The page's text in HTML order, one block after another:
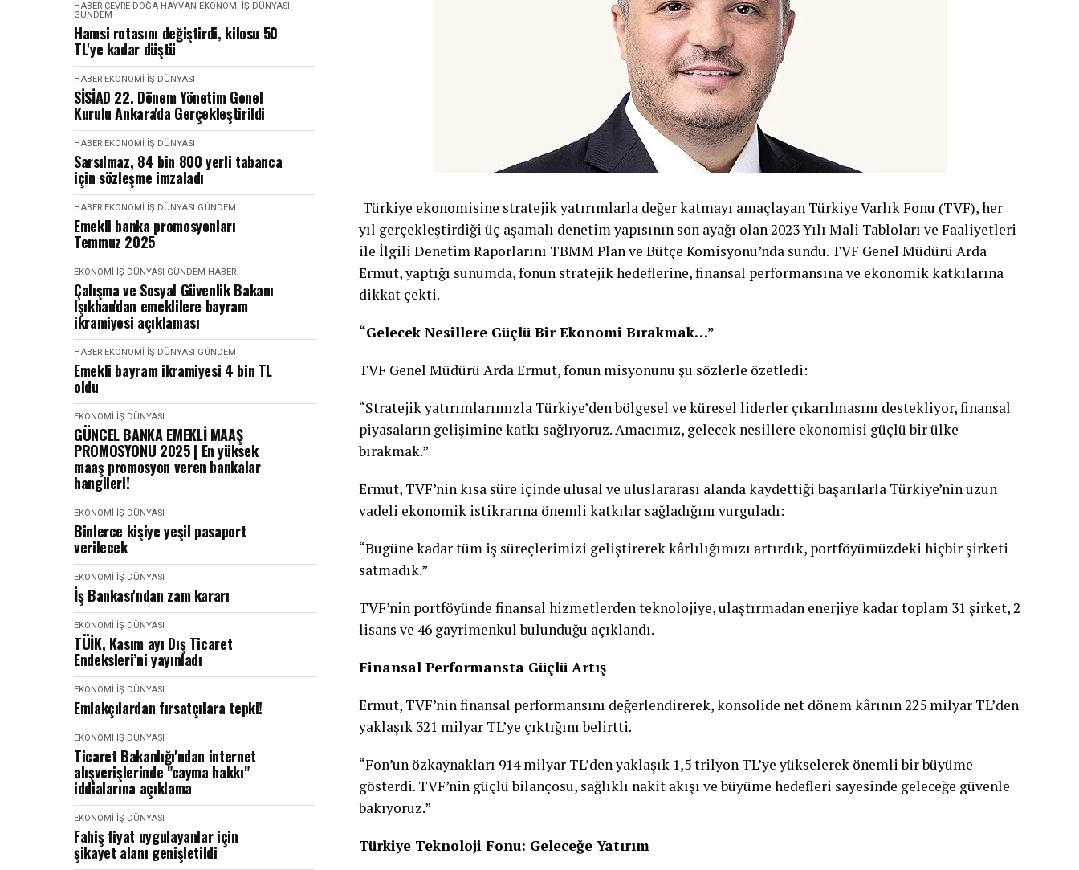
HABER ÇEVRE DOĞA HAYVAN EKONOMI İŞ DÜNYASI
GÜNDEM
Hamsi rotasını değiştirdi, kilosu 50
TL'ye kadar düştü
HABER EKONOMI İŞ DÜNYASI
SİSİAD 22. Dönem Yönetim Genel
Kurulu Ankara'da Gerçekleştirildi
HABER EKONOMI İŞ DÜNYASI
Sarsılmaz, 84 bin 800 yerli tabanca
için sözleşme imzaladı
HABER EKONOMI İŞ DÜNYASI GÜNDEM
Emekli banka promosyonları
Temmuz 2025
EKONOMI İŞ DÜNYASI GÜNDEM HABER
Çalışma ve Sosyal Güvenlik Bakanı
Işıkhan'dan emeklilere bayram
ikramiyesi açıklaması
HABER EKONOMI İŞ DÜNYASI GÜNDEM
Emekli bayram ikramiyesi 4 bin TL
oldu
EKONOMI İŞ DÜNYASI
GÜNCEL BANKA EMEKLİ MAAŞ
PROMOSYONU 2025 | En yüksek
maaş promosyon veren bankalar
hangileri!
EKONOMI İŞ DÜNYASI
Binlerce kişiye yeşil pasaport
verilecek
EKONOMI İŞ DÜNYASI
İş Bankası'ndan zam kararı
EKONOMI İŞ DÜNYASI
TÜİK, Kasım ayı Dış Ticaret
Endeksleri’ni yayınladı
EKONOMI İŞ DÜNYASI
Emlakçılardan fırsatçılara tepki!
EKONOMI İŞ DÜNYASI
Ticaret Bakanlığı'ndan internet
alışverişlerinde "cayma hakkı"
iddialarına açıklama
EKONOMI İŞ DÜNYASI
Fahiş fiyat uygulayanlar için
şikayet alanı genişletildi
Türkiye ekonomisine stratejik yatırımlarla değer katmayı amaçlayan Türkiye Varlık Fonu (TVF), her
yıl gerçekleştirdiği üç aşamalı denetim yapısının son ayağı olan 2023 Yılı Mali Tabloları ve Faaliyetleri
ile İlgili Denetim Raporlarını TBMM Plan ve Bütçe Komisyonu’nda sundu. TVF Genel Müdürü Arda
Ermut, yaptığı sunumda, fonun stratejik hedeflerine, finansal performansına ve ekonomik katkılarına
dikkat çekti.
“Gelecek Nesillere Güçlü Bir Ekonomi Bırakmak…”
TVF Genel Müdürü Arda Ermut, fonun misyonunu şu sözlerle özetledi:
“Stratejik yatırımlarımızla Türkiye’den bölgesel ve küresel liderler çıkarılmasını destekliyor, finansal
piyasaların gelişimine katkı sağlıyoruz. Amacımız, gelecek nesillere ekonomisi güçlü bir ülke
bırakmak.”
Ermut, TVF’nin kısa süre içinde ulusal ve uluslararası alanda kaydettiği başarılarla Türkiye’nin uzun
vadeli ekonomik istikrarına önemli katkılar sağladığını vurguladı:
“Bugüne kadar tüm iş süreçlerimizi geliştirerek kârlılığımızı artırdık, portföyümüzdeki hiçbir şirketi
satmadık.”
TVF’nin portföyünde finansal hizmetlerden teknolojiye, ulaştırmadan enerjiye kadar toplam 31 şirket, 2
lisans ve 46 gayrimenkul bulunduğu açıklandı.
Finansal Performansta Güçlü Artış
Ermut, TVF’nin finansal performansını değerlendirerek, konsolide net dönem kârının 225 milyar TL’den
yaklaşık 321 milyar TL’ye çıktığını belirtti.
“Fon’un özkaynakları 914 milyar TL’den yaklaşık 1,5 trilyon TL’ye yükselerek önemli bir büyüme
gösterdi. TVF’nin güçlü bilançosu, sağlıklı nakit akışı ve büyüme hedefleri sayesinde geleceğe güvenle
bakıyoruz.”
Türkiye Teknoloji Fonu: Geleceğe Yatırım